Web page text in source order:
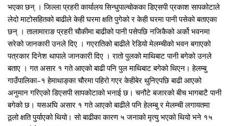
भएका छन् । जिल्ला प्रहरी कार्यालय सिन्धुपाल्चोकका डिएसपी प्रकाश सापकोटाले
लेदो माटोसहितको बाढीले केही घरमा क्षति पुगेको र केही घरमा पानी पसेको बताएका
छन् । तालामाराङ प्रहरी चौकीमा बाढीको पानी पसेपछि नजिकैको अर्को भवनमा
सरेको जानकारी उनले दिए । गएरातिको बाढीले रेडियो मेलम्चीको भवन बगाएको
पत्रकार दिनेश थापाले जानकारी दिए । रातो पुलको माथिबाट पानी बगेको उनले
बताए । गत असार १ गते आएको बाढी पनि पुल माथिबाट बगेको थिएन। हेलम्बु
गाउँपालिका–१ हेमाथाङ्का चौरमा पहिरो गएर केहीबेर थुनिएपछि बाढी आएको
अनुमान गरिएको डिएसपी सापकोटाको भनाई छ। चनौटे बजारको बीच भागबाटै पानी
बगेको छ। यसअघि असार १ गते आएको बाढीले पनि हेलम्बु र मेलम्ची लगायतमा
ठूलो क्षति पुर्याएको थियो। सो बाढीका कारण ५ जनाको मृत्यु भएको थियो भने १५